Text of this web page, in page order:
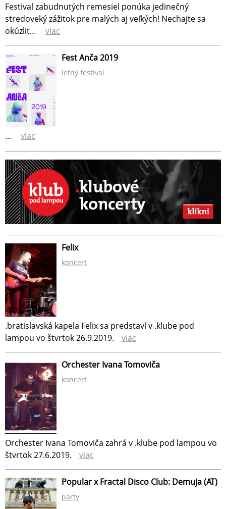
Festival zabudnutých remesiel ponúka jedinečný
stredoveký zážitok pre malých aj veľkých! Nechajte sa
okúzliť...
viac
Fest Anča 2019
letný festival
... viac
Felix
koncert
.bratislavská kapela Felix sa predstaví v .klube pod
lampou vo štvrtok 26.9.2019.
viac
Orchester Ivana Tomoviča
koncert
Orchester Ivana Tomoviča zahrá v .klube pod lampou vo
štvrtok 27.6.2019.
viac
Popular x Fractal Disco Club: Demuja (AT)
party